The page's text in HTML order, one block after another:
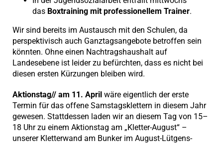
das Boxtraining mit professionellem Trainer.
Wir sind bereits im Austausch mit den Schulen, da
perspektivisch auch Ganztagsangebote betroffen sein
könnten. Ohne einen Nachtragshaushalt auf
Landesebene ist leider zu befürchten, dass es nicht bei
diesen ersten Kürzungen bleiben wird.
Aktionstag// am 11. April wäre eigentlich der erste
Termin für das offene Samstagsklettern in diesem Jahr
gewesen. Stattdessen laden wir an diesem Tag von 15–
18 Uhr zu einem Aktionstag am „Kletter-August“ –
unserer Kletterwand am Bunker im August-Lütgens-